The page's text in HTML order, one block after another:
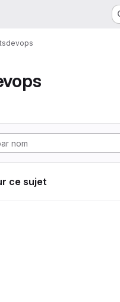
devops
ce sujet